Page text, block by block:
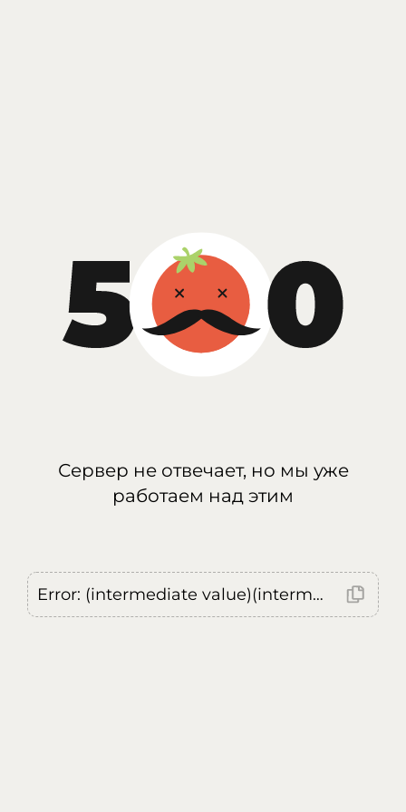
Сервер не отвечает, но мы уже
работаем над этим
Error: (intermediate value)(intermediate value)(intermediate value).replaceAll is not a function